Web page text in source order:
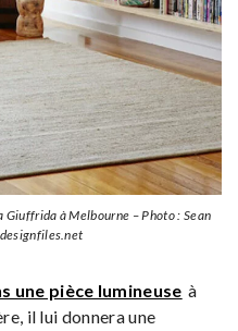
Giuffrida à Melbourne – Photo : Sean
une pièce lumineuse à
il lui donnera une